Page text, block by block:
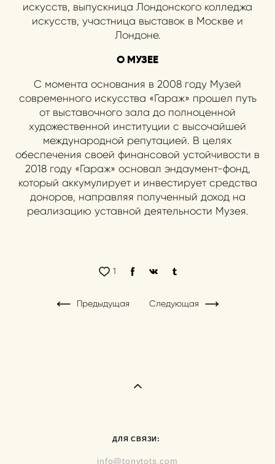
искусств, выпускница Лондонского колледжа
искусств, участница выставок в Москве и
Лондоне.
О МУЗЕЕ
С момента основания в 2008 году Музей
современного искусства «Гараж» прошел путь
от выставочного зала до полноценной
художественной институции с высочайшей
международной репутацией. В целях
обеспечения своей финансовой устойчивости в
2018 году «Гараж» основал эндаумент-фонд,
который аккумулирует и инвестирует средства
доноров, направляя полученный доход на
реализацию уставной деятельности Музея.
1
Предыдущая Следующая
ДЛЯ СВЯЗИ:
info@tonytots.com